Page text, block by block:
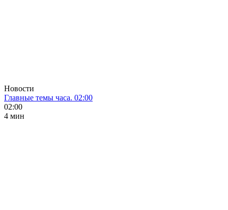
Новости
Главные темы часа. 02:00
02:00
4 мин